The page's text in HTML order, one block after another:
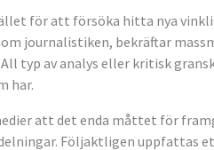
för att försöka hitta nya
journalistiken, bekräftar
typ av analys eller kritisk
har.
att det enda måttet för
Följaktligen uppfattas